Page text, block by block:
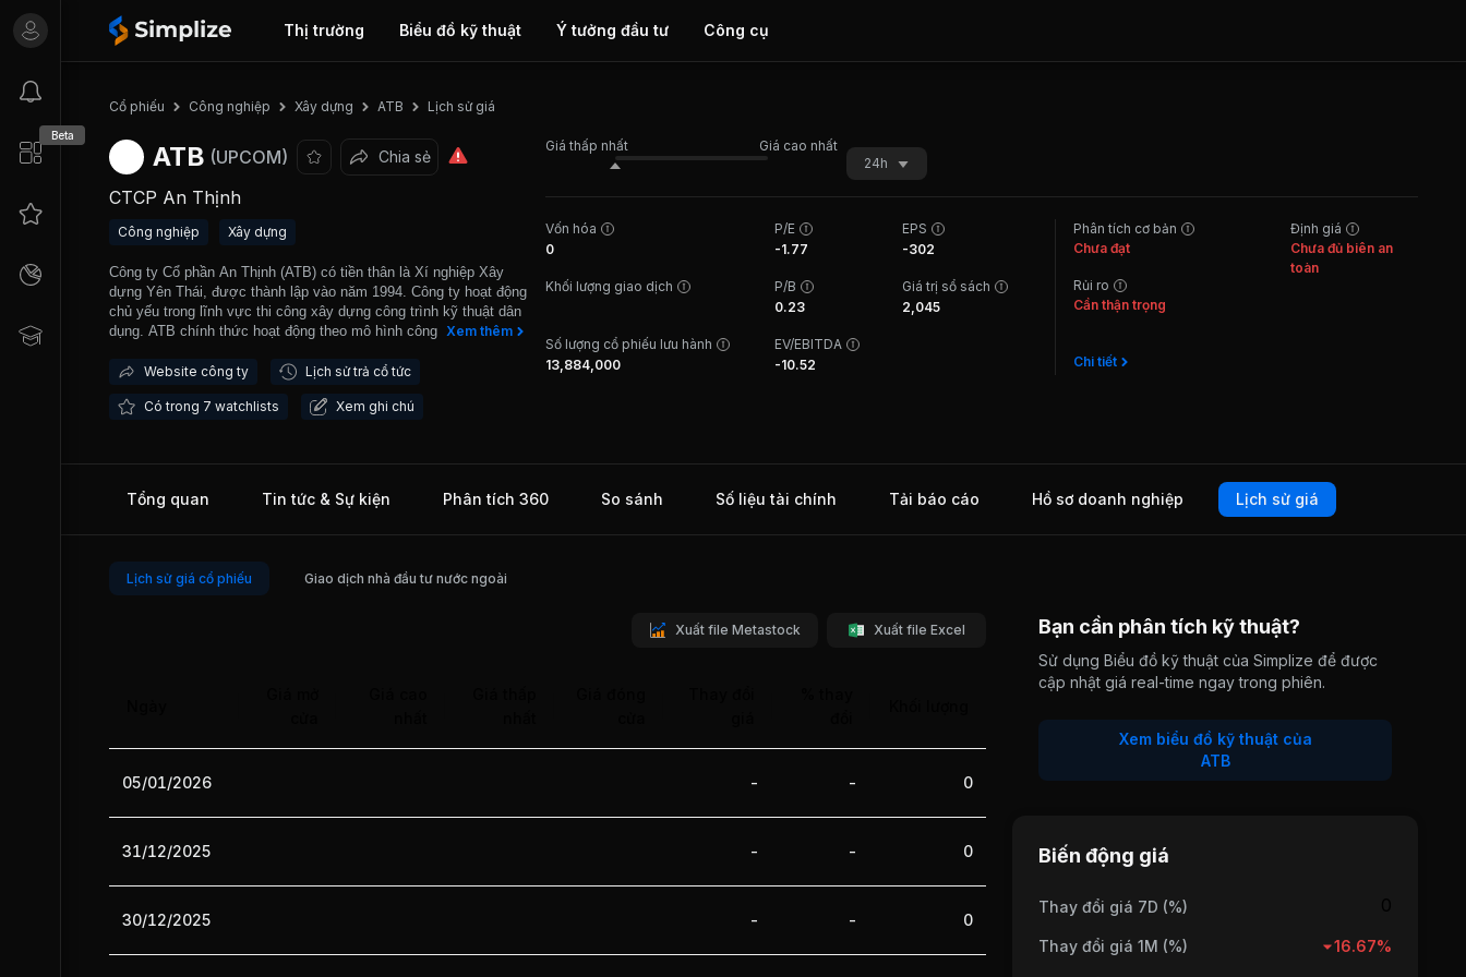
Thị trường Biểu đồ kỹ thuật Ý tưởng đầu tư Công cụ
Beta
Cổ phiếu Công nghiệp Xây dựng ATB Lịch sử giá
ATB (UPCOM) Chia sẻ
CTCP An Thịnh
Công nghiệp Xây dựng
Công ty Cổ phần An Thịnh (ATB) có tiền thân là Xí nghiệp Xây
dựng Yên Thái, được thành lập vào năm 1994. Công ty hoạt động
chủ yếu trong lĩnh vực thi công xây dựng công trình kỹ thuật dân
dụng. ATB chính thức hoạt động theo mô hình công ty cổ phần từ
Kạn, Thái Nguyên, Yên Bái và Lạng Sơn. Công ty đã tham gia
đường nội bộ thị trấn Yên Lạc, Gói thầu số 3 - Xây lắp đường từ
lợi Hồ Lái Bay...
Xem thêm
Website công ty Lịch sử trả cổ tức
Có trong 7 watchlists Xem ghi chú
Giá thấp nhất
Giá cao nhất
24h
Vốn hóa
0
P/E
-1.77
EPS
-302
Khối lượng giao dịch
P/B
0.23
Giá trị sổ sách
2,045
Số lượng cổ phiếu lưu hành
13,884,000
EV/EBITDA
-10.52
Phân tích cơ bản
Chưa đạt
Rủi ro
Cần thận trọng
Chi tiết
Định giá
Chưa đủ biên an
toàn
Tổng quan Tin tức & Sự kiện Phân tích 360 So sánh Số liệu tài chính Tải báo cáo Hồ sơ doanh nghiệp Lịch sử giá
Lịch sử giá cổ phiếu Giao dịch nhà đầu tư nước ngoài
Xuất file Metastock Xuất file Excel
05/01/2026 - - 0
31/12/2025 - - 0
30/12/2025 - - 0
Bạn cần phân tích kỹ thuật?
Sử dụng Biểu đồ kỹ thuật của Simplize để được
cập nhật giá real-time ngay trong phiên.
Xem biểu đồ kỹ thuật của
ATB
Biến động giá
Thay đổi giá 7D (%)
Thay đổi giá 1M (%) 16.67%